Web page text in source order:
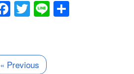
Facebook
Twitter
Line
« Previous